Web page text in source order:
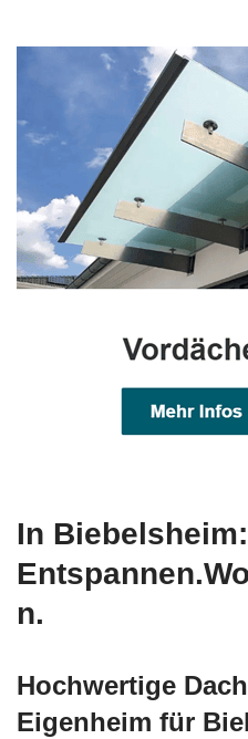
In Biebelsheim:
n.
Hochwertige
Eigenheim für